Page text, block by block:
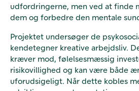
udfordringerne, men ved at finde
dem og forbedre den mentale
Projektet undersøger de
kendetegner kreative arbejdsliv.
kræver mod, følelsesmæssig
risikovillighed og kan være både
uforudsigeligt. Når dette kobles